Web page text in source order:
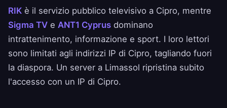
RIK è il servizio pubblico televisivo a Cipro, mentre
Sigma TV e ANT1 Cyprus dominano
intrattenimento, informazione e sport. I loro lettori
sono limitati agli indirizzi IP di Cipro, tagliando fuori
la diaspora. Un server a Limassol ripristina subito
l'accesso con un IP di Cipro.